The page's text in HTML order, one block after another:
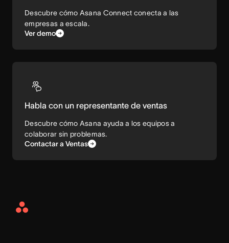
Descubre cómo Asana Connect conecta a las
empresas a escala.
Ver demo
Habla con un representante de ventas
Descubre cómo Asana ayuda a los equipos a
colaborar sin problemas.
Contactar a Ventas
Asana